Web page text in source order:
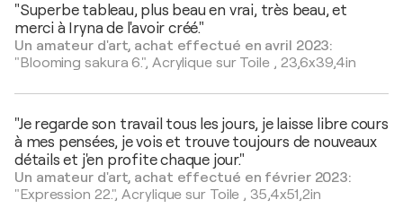
"Superbe tableau, plus beau en vrai, très beau, et
merci à Iryna de l'avoir créé."
Un amateur d'art, achat effectué en avril 2023:
"Blooming sakura 6.", Acrylique sur Toile, 23,6x39,4in
"Je regarde son travail tous les jours, je laisse libre cours
à mes pensées, je vois et trouve toujours de nouveaux
détails et j'en profite chaque jour."
Un amateur d'art, achat effectué en février 2023:
"Expression 22.",Acrylique sur Toile , 35,4x51,2in